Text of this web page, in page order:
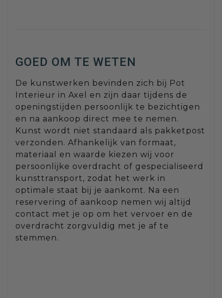
GOED OM TE WETEN
De kunstwerken bevinden zich bij Pot
Interieur in Axel en zijn daar tijdens de
openingstijden persoonlijk te bezichtigen
en na aankoop direct mee te nemen.
Kunst wordt niet standaard als pakketpost
verzonden. Afhankelijk van formaat,
materiaal en waarde kiezen wij voor
persoonlijke overdracht of gespecialiseerd
kunsttransport, zodat het werk in
optimale staat bij je aankomt. Na een
reservering of aankoop nemen wij altijd
contact met je op om het vervoer en de
overdracht zorgvuldig met je af te
stemmen.